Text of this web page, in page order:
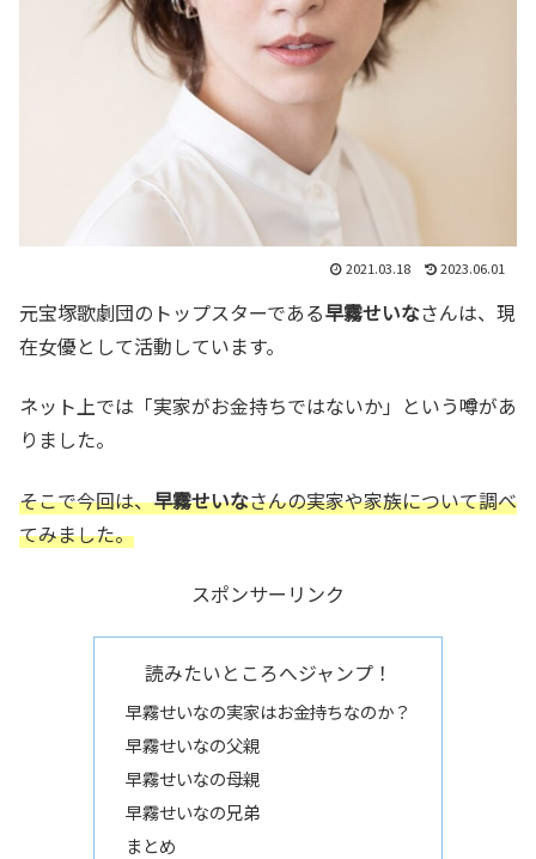
2021.03.18 2023.06.01
元宝塚歌劇団のトップスターである早霧せいなさんは、現
在女優として活動しています。
ネット上では「実家がお金持ちではないか」という噂があ
りました。
そこで今回は、早霧せいなさんの実家や家族について調べ
てみました。
スポンサーリンク
読みたいところへジャンプ！
早霧せいなの実家はお金持ちなのか？
早霧せいなの父親
早霧せいなの母親
早霧せいなの兄弟
まとめ